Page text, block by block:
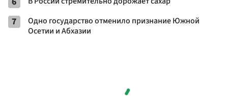
7
Одно государство отменило признание Южной
Осетии и Абхазии